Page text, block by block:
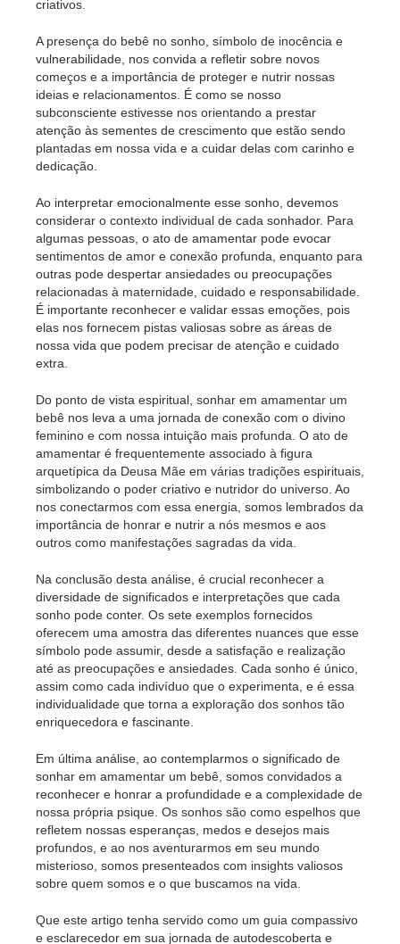
criativos.
A presença do bebê no sonho, símbolo de inocência e
vulnerabilidade, nos convida a refletir sobre novos
começos e a importância de proteger e nutrir nossas
ideias e relacionamentos. É como se nosso
subconsciente estivesse nos orientando a prestar
atenção às sementes de crescimento que estão sendo
plantadas em nossa vida e a cuidar delas com carinho e
dedicação.
Ao interpretar emocionalmente esse sonho, devemos
considerar o contexto individual de cada sonhador. Para
algumas pessoas, o ato de amamentar pode evocar
sentimentos de amor e conexão profunda, enquanto para
outras pode despertar ansiedades ou preocupações
relacionadas à maternidade, cuidado e responsabilidade.
É importante reconhecer e validar essas emoções, pois
elas nos fornecem pistas valiosas sobre as áreas de
nossa vida que podem precisar de atenção e cuidado
extra.
Do ponto de vista espiritual, sonhar em amamentar um
bebê nos leva a uma jornada de conexão com o divino
feminino e com nossa intuição mais profunda. O ato de
amamentar é frequentemente associado à figura
arquetípica da Deusa Mãe em várias tradições espirituais,
simbolizando o poder criativo e nutridor do universo. Ao
nos conectarmos com essa energia, somos lembrados da
importância de honrar e nutrir a nós mesmos e aos
outros como manifestações sagradas da vida.
Na conclusão desta análise, é crucial reconhecer a
diversidade de significados e interpretações que cada
sonho pode conter. Os sete exemplos fornecidos
oferecem uma amostra das diferentes nuances que esse
símbolo pode assumir, desde a satisfação e realização
até as preocupações e ansiedades. Cada sonho é único,
assim como cada indivíduo que o experimenta, e é essa
individualidade que torna a exploração dos sonhos tão
enriquecedora e fascinante.
Em última análise, ao contemplarmos o significado de
sonhar em amamentar um bebê, somos convidados a
reconhecer e honrar a profundidade e a complexidade de
nossa própria psique. Os sonhos são como espelhos que
refletem nossas esperanças, medos e desejos mais
profundos, e ao nos aventurarmos em seu mundo
misterioso, somos presenteados com insights valiosos
sobre quem somos e o que buscamos na vida.
Que este artigo tenha servido como um guia compassivo
e esclarecedor em sua jornada de autodescoberta e